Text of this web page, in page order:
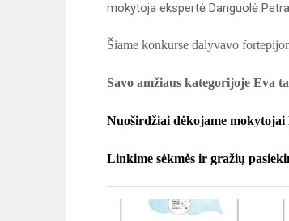
mokytoja ekspertė Danguolė
Šiame konkurse dalyvavo
Savo amžiaus kategorijoje Eva
Nuoširdžiai dėkojame
Linkime sėkmės ir gražių